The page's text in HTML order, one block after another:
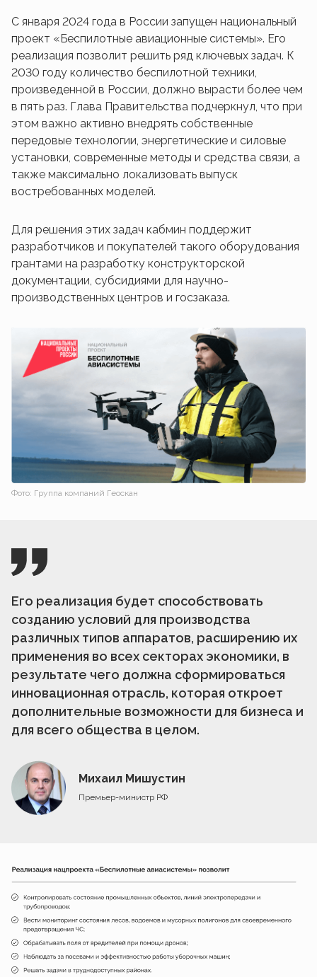
С января 2024 года в России запущен национальный
проект «Беспилотные авиационные системы». Его
реализация позволит решить ряд ключевых задач. К
2030 году количество беспилотной техники,
произведенной в России, должно вырасти более чем
в пять раз. Глава Правительства подчеркнул, что при
этом важно активно внедрять собственные
передовые технологии, энергетические и силовые
установки, современные методы и средства связи, а
также максимально локализовать выпуск
востребованных моделей.
Для решения этих задач кабмин поддержит
разработчиков и покупателей такого оборудования
грантами на разработку конструкторской
документации, субсидиями для научно-
производственных центров и госзаказа.
Фото: Группа компаний Геоскан
Его реализация будет способствовать
созданию условий для производства
различных типов аппаратов, расширению их
применения во всех секторах экономики, в
результате чего должна сформироваться
инновационная отрасль, которая откроет
дополнительные возможности для бизнеса и
для всего общества в целом.
Михаил Мишустин
Премьер-министр РФ